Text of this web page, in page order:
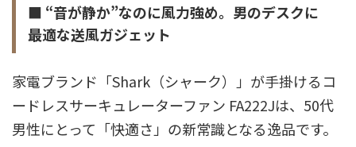
■ “音が静か”なのに風力強め。男のデスクに
最適な送風ガジェット
家電ブランド「Shark（シャーク）」が手掛けるコ
ードレスサーキュレーターファン FA222Jは、50代
男性にとって「快適さ」の新常識となる逸品です。